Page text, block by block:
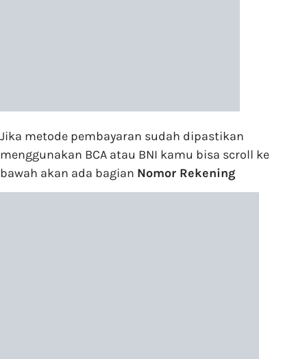
Jika metode pembayaran sudah dipastikan
menggunakan BCA atau BNI kamu bisa scroll ke
bawah akan ada bagian Nomor Rekening